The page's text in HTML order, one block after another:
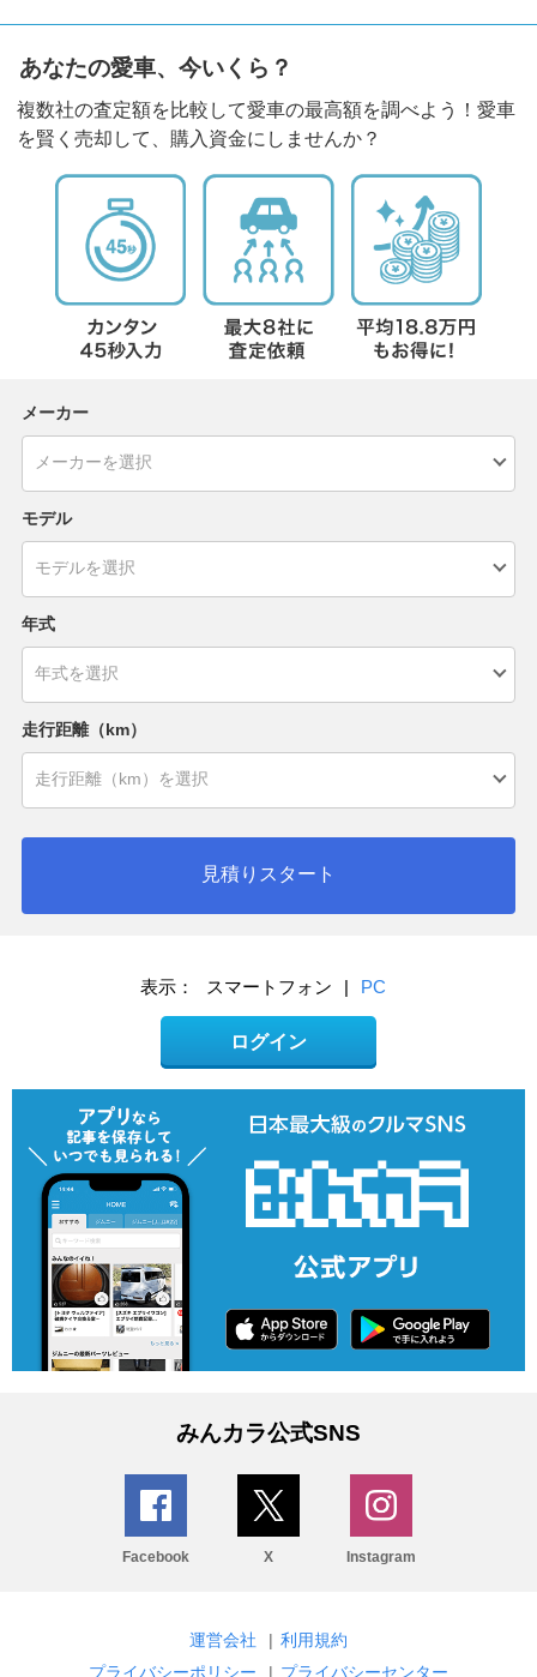
あなたの愛車、今いくら？
複数社の査定額を比較して愛車の最高額を調べよう！愛車
を賢く売却して、購入資金にしませんか？
メーカー
モデル
年式
走行距離（km）
見積りスタート
表示： スマートフォン | PC
ログイン
みんカラ公式SNS
Facebook X Instagram
運営会社 | 利用規約
プライバシーポリシー
| プライバシーセンター